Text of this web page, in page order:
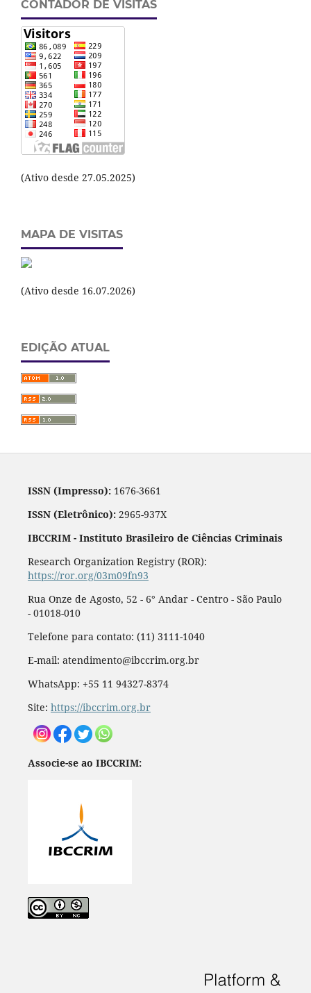
CONTADOR DE VISITAS
(Ativo desde 27.05.2025)
MAPA DE VISITAS
(Ativo desde 16.07.2026)
EDIÇÃO ATUAL
ISSN (Impresso):1676-3661
ISSN (Eletrônico):2965-937X
IBCCRIM - Instituto Brasileiro de Ciências Criminais
Research Organization Registry (ROR):
https://ror.org/03m09fn93
Rua Onze de Agosto, 52 - 6° Andar - Centro - São Paulo
- 01018-010
Telefone para contato: (11) 3111-1040
E-mail: atendimento@ibccrim.org.br
WhatsApp: +55 11 94327-8374
Site: https://ibccrim.org.br
Associe-se ao IBCCRIM: